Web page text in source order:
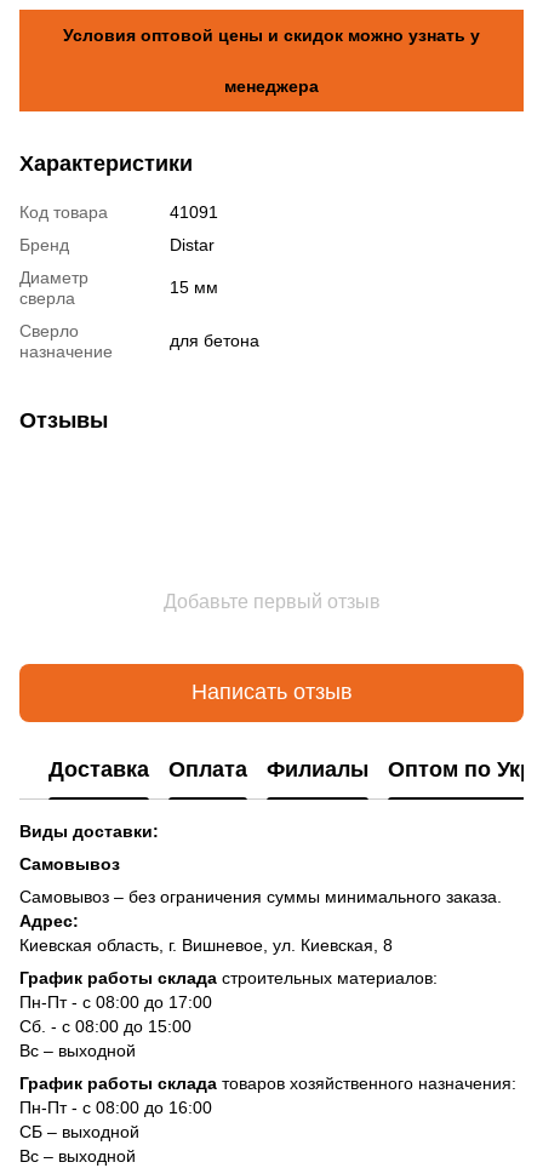
Условия оптовой цены и скидок можно узнать у
менеджера
Характеристики
Код товара
41091
Бренд
Distar
Диаметр
сверла
15 мм
Сверло
назначение
для бетона
Отзывы
Добавьте первый отзыв
Написать отзыв
Доставка Оплата Филиалы Оптом по
Виды доставки:
Самовывоз
Самовывоз – без ограничения суммы минимального заказа.
Адрес:
Киевская область, г. Вишневое, ул. Киевская, 8
График работы склада строительных материалов:
Пн-Пт - с 08:00 до 17:00
Сб. - с 08:00 до 15:00
Вс – выходной
График работы склада товаров хозяйственного назначения:
Пн-Пт - с 08:00 до 16:00
СБ – выходной
Вс – выходной